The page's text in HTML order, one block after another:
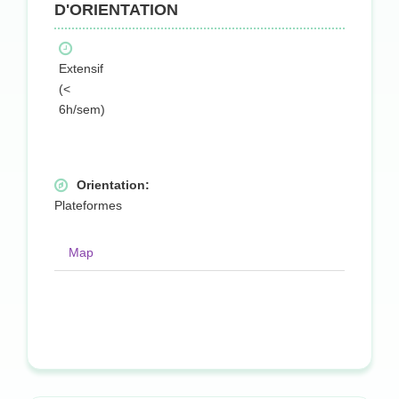
D'ORIENTATION
Extensif
(<
6h/sem)
Orientation:
Plateformes
Map